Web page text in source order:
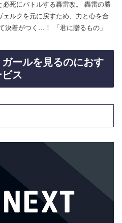
必死にバトルする轟雷改。 轟雷の勝
ェルクを元に戻すため、力と心を合
決着がつく…！ 「君に贈るもの」
ールを見るのにおす
ス